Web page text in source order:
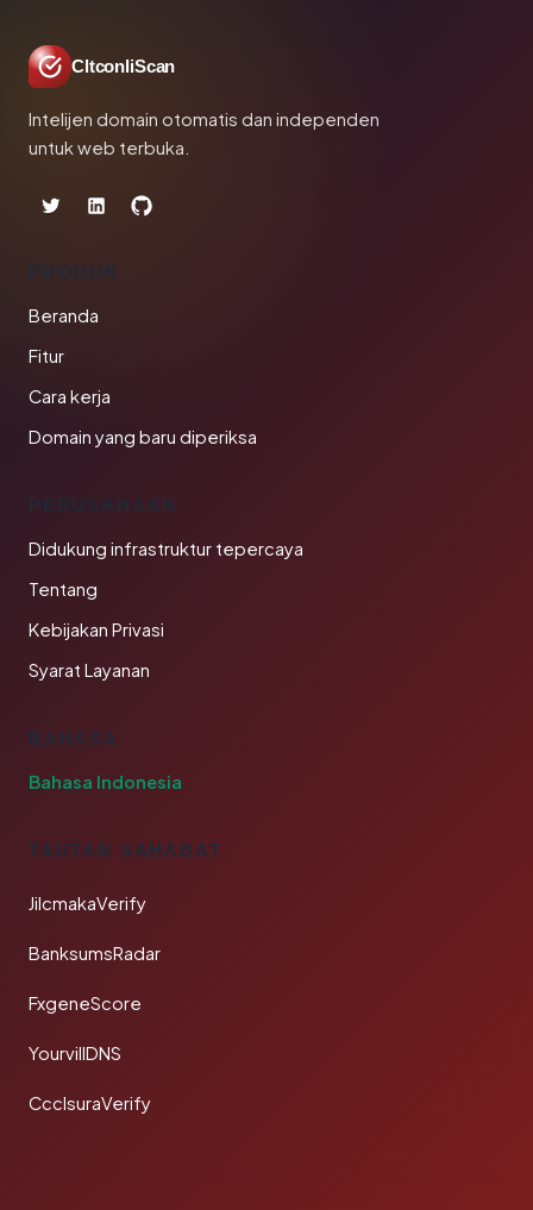
CltconliScan
Intelijen domain otomatis dan independen
untuk web terbuka.
PRODUK
Beranda
Fitur
Cara kerja
Domain yang baru diperiksa
PERUSAHAAN
Didukung infrastruktur tepercaya
Tentang
Kebijakan Privasi
Syarat Layanan
BAHASA
Bahasa Indonesia
TAUTAN SAHABAT
JilcmakaVerify
BanksumsRadar
FxgeneScore
YourvillDNS
CcclsuraVerify